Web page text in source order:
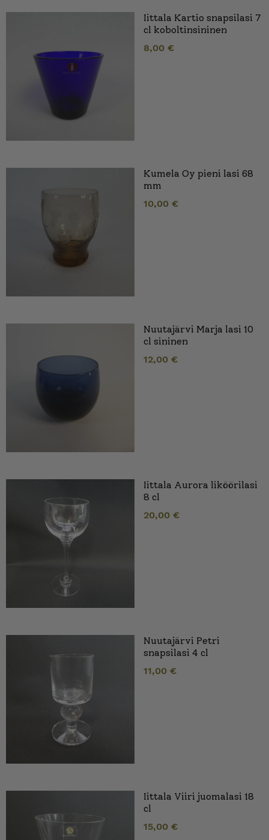
Iittala Kartio snapsilasi 7
cl koboltinsininen
8,00 €
Kumela Oy pieni lasi 68
mm
10,00 €
Nuutajärvi Marja lasi 10
cl sininen
12,00 €
Iittala Aurora liköörilasi
8 cl
20,00 €
Nuutajärvi Petri
snapsilasi 4 cl
11,00 €
Iittala Viiri juomalasi 18
cl
15,00 €